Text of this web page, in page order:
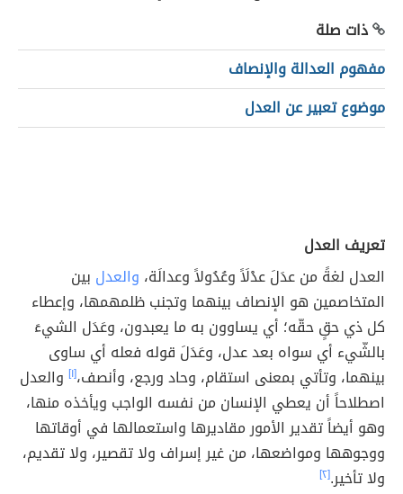
ذات صلة
مفهوم العدالة والإنصاف
موضوع تعبير عن العدل
تعريف العدل
العدل لغةً من عدَلَ عدْلَاً وعُدُولاً وعدالَة، والعدل بين
المتخاصمين هو الإنصاف بينهما وتجنب ظلمهمها، وإعطاء
كل ذي حقٍ حقّه؛ أي يساوون به ما يعبدون، وعَدَل الشيءَ
بالشّيء أي سواه بعد عدل، وعَدَلَ قوله فعله أي ساوى
بينهما، وتأتي بمعنى استقام، وحاد ورجع، وأنصف،[١] والعدل
اصطلاحاً أن يعطي الإنسان من نفسه الواجب ويأخذه منها،
وهو أيضاً تقدير الأمور مقاديرها واستعمالها في أوقاتها
ووجوهها ومواضعها، من غير إسراف ولا تقصير، ولا تقديم،
ولا تأخير.[٢]